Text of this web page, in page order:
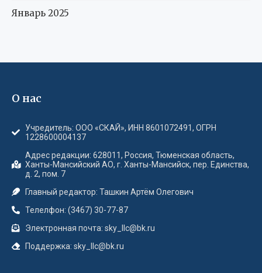
Январь 2025
О нас
Учредитель: ООО «СКАЙ», ИНН 8601072491, ОГРН
1228600004137
Адрес редакции: 628011, Россия, Тюменская область,
Ханты-Мансийский АО, г. Ханты-Мансийск, пер. Единства,
д. 2, пом. 7
Главный редактор: Ташкин Артём Олегович
Телелфон: (3467) 30-77-87
Электронная почта: sky_llc@bk.ru
Поддержка: sky_llc@bk.ru